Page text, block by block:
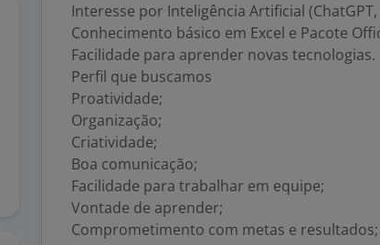
Interesse por Inteligência Artificial
Conhecimento básico em Excel e Pacote
Facilidade para aprender novas tecnologias.
Perfil que buscamos
Proatividade;
Organização;
Criatividade;
Boa comunicação;
Facilidade para trabalhar em equipe;
Vontade de aprender;
Comprometimento com metas e resultados;